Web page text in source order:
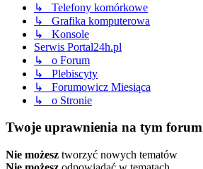
↳ Telefony komórkowe
↳ Grafika komputerowa
↳ Konsole
Serwis Portal24h.pl
↳ o Forum
↳ Plebiscyty
↳ Forumowicz Miesiąca
↳ o Stronie
Twoje uprawnienia na tym forum
Nie możesz tworzyć nowych tematów